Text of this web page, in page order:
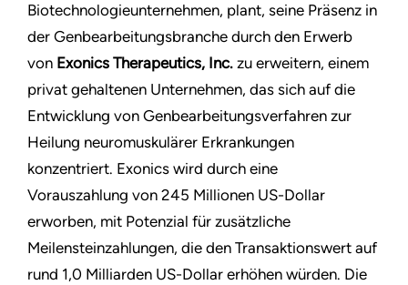
Biotechnologieunternehmen, plant, seine Präsenz in
der Genbearbeitungsbranche durch den Erwerb
von Exonics Therapeutics, Inc. zu erweitern, einem
privat gehaltenen Unternehmen, das sich auf die
Entwicklung von Genbearbeitungsverfahren zur
Heilung neuromuskulärer Erkrankungen
konzentriert. Exonics wird durch eine
Vorauszahlung von 245 Millionen US-Dollar
erworben, mit Potenzial für zusätzliche
Meilensteinzahlungen, die den Transaktionswert auf
rund 1,0 Milliarden US-Dollar erhöhen würden. Die